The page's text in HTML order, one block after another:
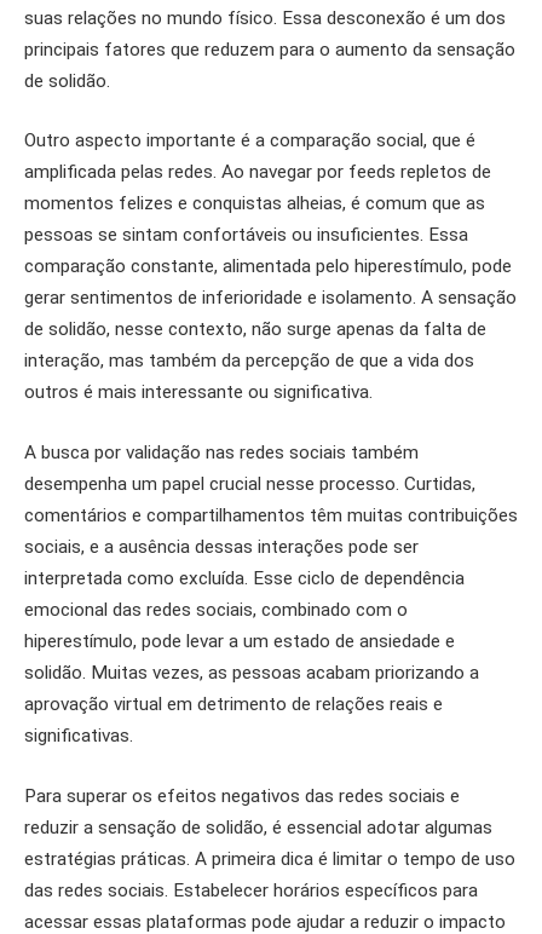
suas relações no mundo físico. Essa desconexão é um dos
principais fatores que reduzem para o aumento da sensação
de solidão.
Outro aspecto importante é a comparação social, que é
amplificada pelas redes. Ao navegar por feeds repletos de
momentos felizes e conquistas alheias, é comum que as
pessoas se sintam confortáveis ​​ou insuficientes. Essa
comparação constante, alimentada pelo hiperestímulo, pode
gerar sentimentos de inferioridade e isolamento. A sensação
de solidão, nesse contexto, não surge apenas da falta de
interação, mas também da percepção de que a vida dos
outros é mais interessante ou significativa.
A busca por validação nas redes sociais também
desempenha um papel crucial nesse processo. Curtidas,
comentários e compartilhamentos têm muitas contribuições
sociais, e a ausência dessas interações pode ser
interpretada como excluída. Esse ciclo de dependência
emocional das redes sociais, combinado com o
hiperestímulo, pode levar a um estado de ansiedade e
solidão. Muitas vezes, as pessoas acabam priorizando a
aprovação virtual em detrimento de relações reais e
significativas.
Para superar os efeitos negativos das redes sociais e
reduzir a sensação de solidão, é essencial adotar algumas
estratégias práticas. A primeira dica é limitar o tempo de uso
das redes sociais. Estabelecer horários específicos para
acessar essas plataformas pode ajudar a reduzir o impacto